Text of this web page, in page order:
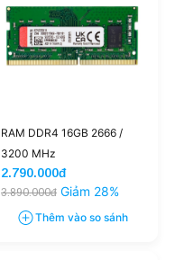
RAM DDR4 16GB 2666 /
3200 MHz
2.790.000đ
3.890.000đ Giảm 28%
Thêm vào so sánh